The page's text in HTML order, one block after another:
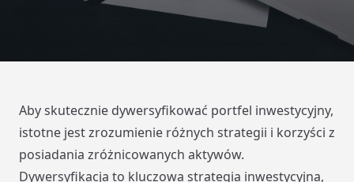
Aby skutecznie dywersyfikować portfel inwestycyjny,
istotne jest zrozumienie różnych strategii i korzyści z
posiadania zróżnicowanych aktywów.
Dywersyfikacja to kluczowa strategia inwestycyjna,